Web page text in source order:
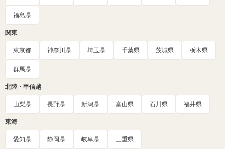
福島県
関東
東京都 神奈川県 埼玉県 千葉県 茨城県 栃木県
群馬県
北陸・甲信越
山梨県 長野県 新潟県 富山県 石川県 福井県
東海
愛知県 静岡県 岐阜県 三重県